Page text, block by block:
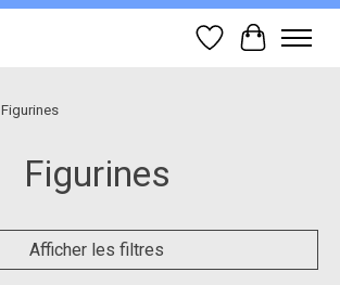
Liste dePanier
Figurines
Figurines
Afficher les filtres